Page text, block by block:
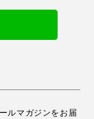
ルマガジンをお届